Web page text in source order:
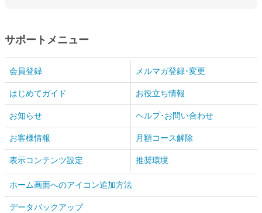
サポートメニュー
会員登録 メルマガ登録･変更
はじめてガイド お役立ち情報
お知らせ ヘルプ･お問い合わせ
お客様情報 月額コース解除
表示コンテンツ設定 推奨環境
ホーム画面へのアイコン追加方法
データバックアップ